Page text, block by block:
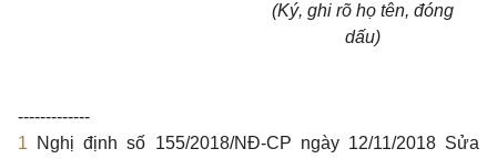
(Ký, ghi rõ họ tên, đóng
dấu)
-------------
1
Nghịđịnh số 155/2018/NĐ-CP ngày 12/11/2018 Sửa